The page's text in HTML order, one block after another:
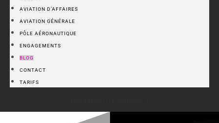
AVIATION D’AFFAIRES
AVIATION GÉNÉRALE
PÔLE AÉRONAUTIQUE
ENGAGEMENTS
BLOG
CONTACT
TARIFS